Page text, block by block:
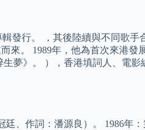
發行。 ，其後陸續與不同歌
。 1989年，他為首次來港
夢》。 ），香港填詞人、電
、作詞：潘源良）。 1986年